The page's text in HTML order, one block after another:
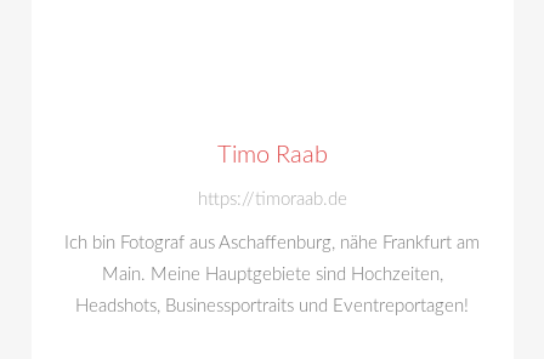
Timo Raab
https://timoraab.de
Ich bin Fotograf aus Aschaffenburg, nähe Frankfurt am
Main. Meine Hauptgebiete sind Hochzeiten,
Headshots, Businessportraits und Eventreportagen!